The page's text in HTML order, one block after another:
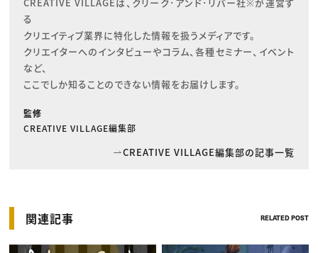
る
クリエイティブ業界に特化した情報を扱うメディアです。
クリエイターへのインタビューやコラム、各種セミナー、イベント
など、
ここでしか知ることのできない情報をお届けします。
監修
CREATIVE VILLAGE編集部
CREATIVE VILLAGE編集部の記事一覧
関連記事 RELATED POST